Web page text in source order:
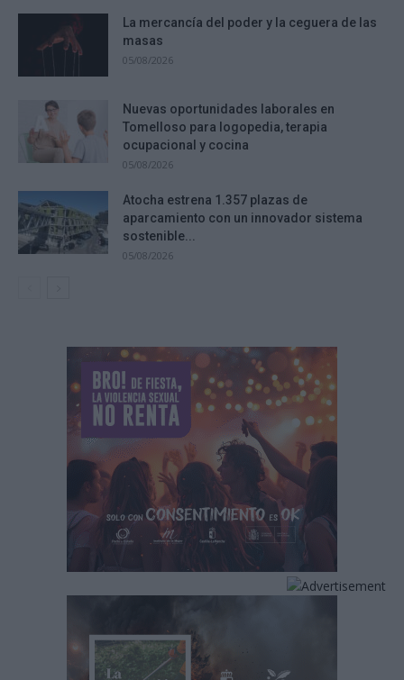
La mercancía del poder y la ceguera de las
masas
05/08/2026
Nuevas oportunidades laborales en
Tomelloso para logopedia, terapia
ocupacional y cocina
05/08/2026
Atocha estrena 1.357 plazas de
aparcamiento con un innovador sistema
sostenible...
05/08/2026